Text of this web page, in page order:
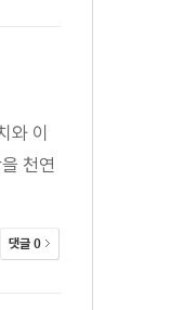
와 이
천연
댓글 0